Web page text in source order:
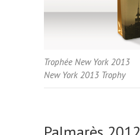
Trophée New York 2013
New York 2013 Trophy